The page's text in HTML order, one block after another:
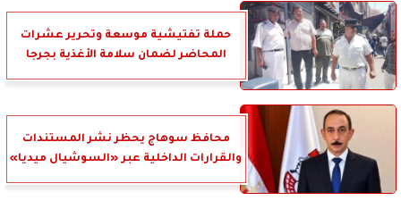
حملة تفتيشية موسعة وتحرير عشرات
المحاضر لضمان سلامة الأغذية بجرجا
محافظ سوهاج يحظر نشر المستندات
والقرارات الداخلية عبر «السوشيال ميديا»